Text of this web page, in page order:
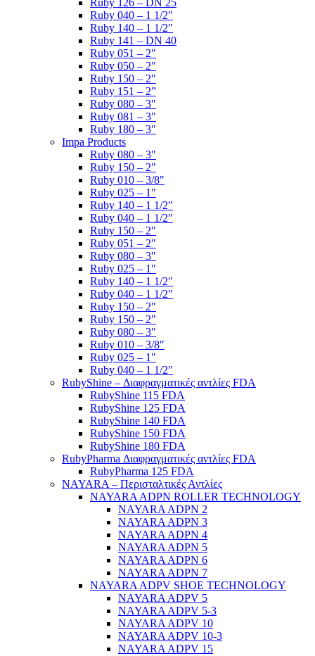
Ruby 126 – DN 25
Ruby 040 – 1 1/2″
Ruby 140 – 1 1/2″
Ruby 141 – DN 40
Ruby 051 – 2″
Ruby 050 – 2″
Ruby 150 – 2″
Ruby 151 – 2”
Ruby 080 – 3″
Ruby 081 – 3″
Ruby 180 – 3″
Impa Products
Ruby 080 – 3″
Ruby 150 – 2″
Ruby 010 – 3/8″
Ruby 025 – 1″
Ruby 140 – 1 1/2″
Ruby 040 – 1 1/2″
Ruby 150 – 2″
Ruby 051 – 2″
Ruby 080 – 3″
Ruby 025 – 1″
Ruby 140 – 1 1/2″
Ruby 040 – 1 1/2″
Ruby 150 – 2″
Ruby 150 – 2″
Ruby 080 – 3″
Ruby 010 – 3/8″
Ruby 025 – 1″
Ruby 040 – 1 1/2″
RubyShine – Διαφραγματικές αντλίες FDA
RubyShine 115 FDA
RubyShine 125 FDA
RubyShine 140 FDA
RubyShine 150 FDA
RubyShine 180 FDA
RubyPharma Διαφραγματικές αντλίες FDA
RubyPharma 125 FDA
NAYARA – Περισταλτικές Αντλίες
NAYARA ADPN ROLLER TECHNOLOGY
NAYARA ADPN 2
NAYARA ADPN 3
NAYARA ADPN 4
NAYARA ADPN 5
NAYARA ADPN 6
NAYARA ADPN 7
NAYARA ADPV SHOE TECHNOLOGY
NAYARA ADPV 5
NAYARA ADPV 5-3
NAYARA ADPV 10
NAYARA ADPV 10-3
NAYARA ADPV 15